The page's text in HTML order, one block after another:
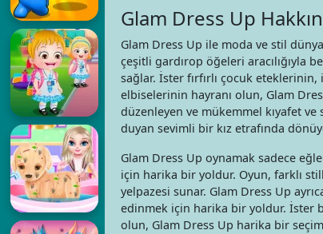
Glam Dress Up
Glam Dress Up ile moda ve stil
çeşitli gardırop öğeleri aracılığıyla
sağlar. İster fırfırlı çocuk
elbiselerinin hayranı olun, Glam
düzenleyen ve mükemmel kıyafet ve
duyan sevimli bir kız etrafında
Glam Dress Up oynamak sadece
için harika bir yoldur. Oyun, farklı
yelpazesi sunar. Glam Dress Up
edinmek için harika bir yoldur. İster
olun, Glam Dress Up harika bir